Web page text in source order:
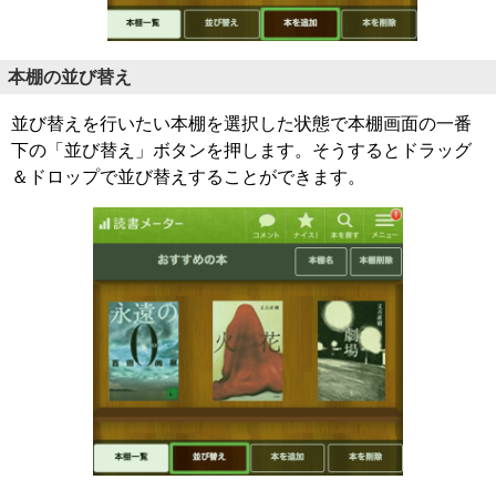
本棚の並び替え
並び替えを行いたい本棚を選択した状態で本棚画面の一番
下の「並び替え」ボタンを押します。そうするとドラッグ
＆ドロップで並び替えすることができます。